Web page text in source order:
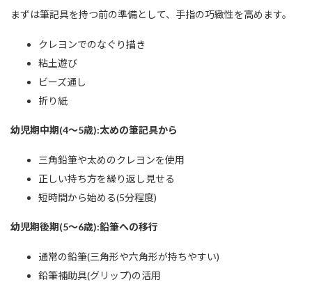
まずは筆記具を持つ前の準備として、手指の巧緻性を高めます。
クレヨンでのなぐり描き
粘土遊び
ビーズ通し
折り紙
幼児期中期(4〜5歳):太めの筆記具から
三角鉛筆や太めのクレヨンを使用
正しい持ち方を繰り返し見せる
短時間から始める(5分程度)
幼児期後期(5〜6歳):鉛筆への移行
通常の鉛筆(三角形や六角形が持ちやすい)
鉛筆補助具(グリップ)の活用